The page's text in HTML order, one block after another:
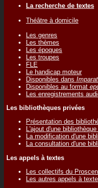
La recherche de textes
Théâtre à domicile
Les genres
Les thèmes
Les époques
Les troupes
FLE
Le handicap moteur
Disponibles dans
Disponibles au format
Les enregistrements
Les bibliothèques privées
Présentation des
L'ajout d'une
La modification d'une
La consultation d'une
Les appels à textes
Les collectifs du
Les autres appels à